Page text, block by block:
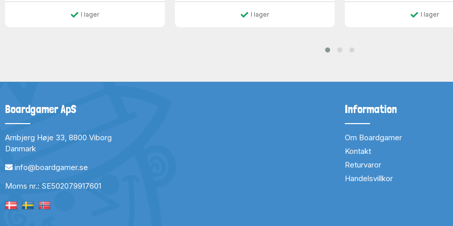
I lager I lager I lager
Boardgamer ApS
Arnbjerg Høje 33, 8800 Viborg
Danmark
info@boardgamer.se
Moms nr.: SE502079917601
Information
Om Boardgamer
Kontakt
Returvaror
Handelsvillkor